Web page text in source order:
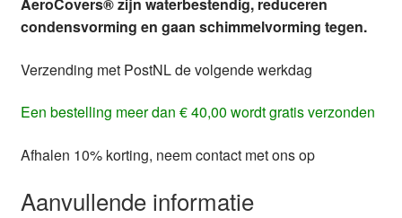
AeroCovers® zijn waterbestendig, reduceren
condensvorming en gaan schimmelvorming tegen.
Verzending met PostNL de volgende werkdag
Een bestelling meer dan € 40,00 wordt gratis verzonden
Afhalen 10% korting, neem contact met ons op
Aanvullende informatie